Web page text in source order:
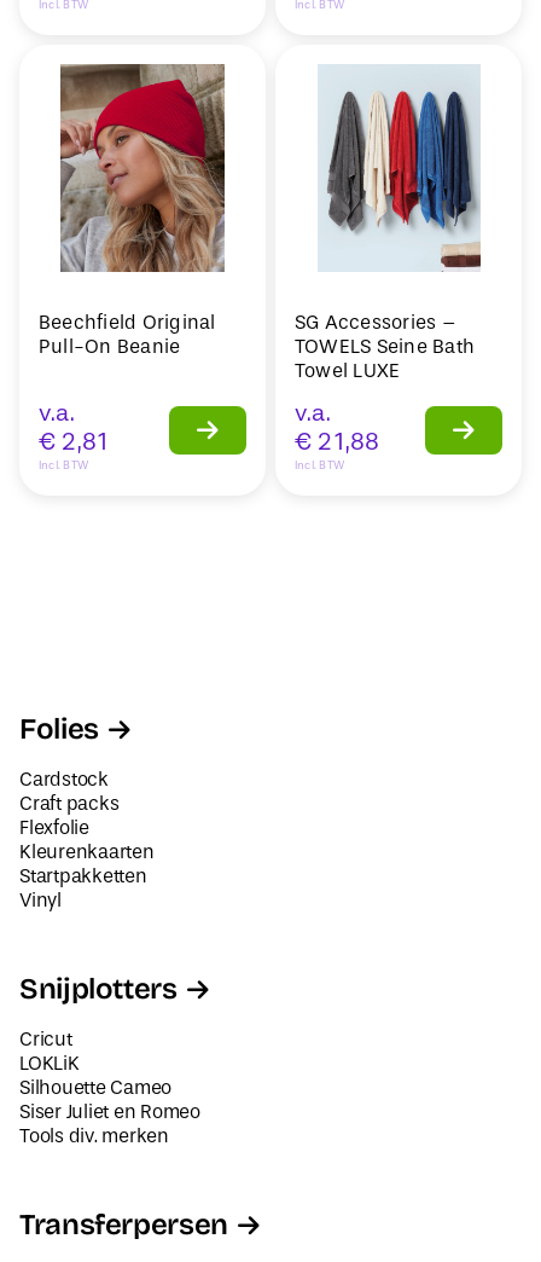
Incl. BTW Incl. BTW
Beechfield Original
Pull-On Beanie
v.a.
€ 2,81
Incl. BTW
SG Accessories –
TOWELS Seine Bath
Towel LUXE
v.a.
€ 21,88
Incl. BTW
Folies
Cardstock
Craft packs
Flexfolie
Kleurenkaarten
Startpakketten
Vinyl
Snijplotters
Cricut
LOKLiK
Silhouette Cameo
Siser Juliet en Romeo
Tools div. merken
Transferpersen